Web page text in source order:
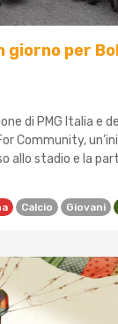
giorno per
di PMG Italia e
Community,
allo stadio e la
Calcio Giovani